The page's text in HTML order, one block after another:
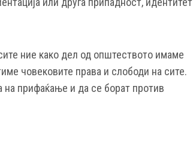
ние како дел од општеството имаме
човековите права и слободи на сите.
на прифаќање и да се борат против